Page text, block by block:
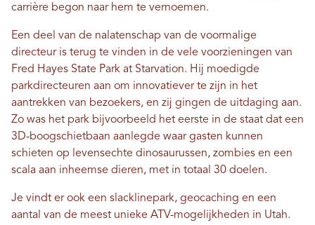
carrière begon naar hem te vernoemen.
Een deel van de nalatenschap van de voormalige
directeur is terug te vinden in de vele voorzieningen van
Fred Hayes State Park at Starvation. Hij moedigde
parkdirecteuren aan om innovatiever te zijn in het
aantrekken van bezoekers, en zij gingen de uitdaging aan.
Zo was het park bijvoorbeeld het eerste in de staat dat een
3D-boogschietbaan aanlegde waar gasten kunnen
schieten op levensechte dinosaurussen, zombies en een
scala aan inheemse dieren, met in totaal 30 doelen.
Je vindt er ook een slacklinepark, geocaching en een
aantal van de meest unieke ATV-mogelijkheden in Utah.